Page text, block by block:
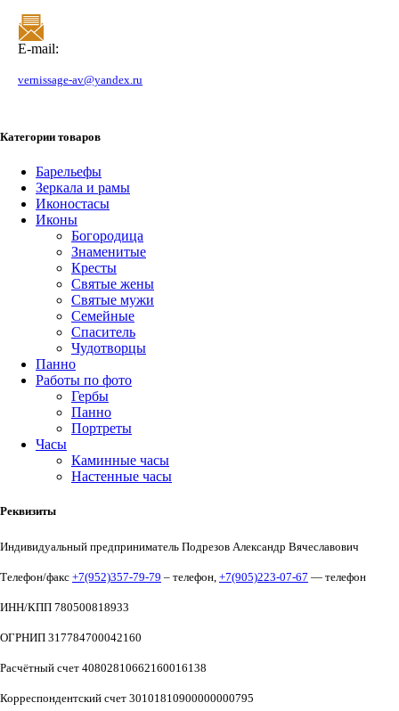
E-mail:
vernissage-av@yandex.ru
Категории товаров
Барельефы
Зеркала и рамы
Иконостасы
Иконы
Богородица
Знаменитые
Кресты
Святые жены
Святые мужи
Семейные
Спаситель
Чудотворцы
Панно
Работы по фото
Гербы
Панно
Портреты
Часы
Каминные часы
Настенные часы
Реквизиты
Индивидуальный предприниматель Подрезов Александр Вячеславович
Телефон/факс +7(952)357-79-79 – телефон, +7(905)223-07-67 — телефон
ИНН/КПП 780500818933
ОГРНИП 317784700042160
Расчётный счет 40802810662160016138
Корреспондентский счет 30101810900000000795